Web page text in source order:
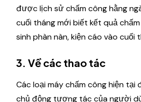
được lịch sử chấm công hằng
cuối tháng mới biết kết quả
sinh phàn nàn, kiện cáo vào cuối
3. Về các thao tác
Các loại máy chấm công hiện tại
chủ động tương tác của người